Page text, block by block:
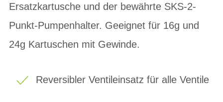
Ersatzkartusche und der bewährte SKS-2-
Punkt-Pumpenhalter. Geeignet für 16g und
24g Kartuschen mit Gewinde.
Reversibler Ventileinsatz für alle Ventile